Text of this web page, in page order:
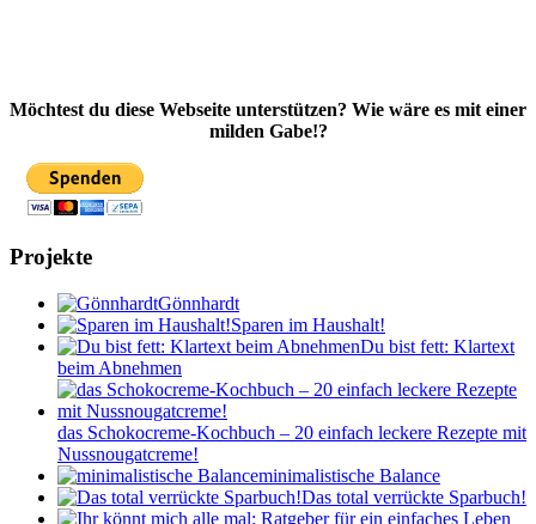
Möchtest du diese Webseite unterstützen? Wie wäre es mit einer
milden Gabe!?
Projekte
Gönnhardt
Sparen im Haushalt!
Du bist fett: Klartext
beim Abnehmen
das Schokocreme-Kochbuch – 20 einfach leckere Rezepte mit
Nussnougatcreme!
minimalistische Balance
Das total verrückte Sparbuch!